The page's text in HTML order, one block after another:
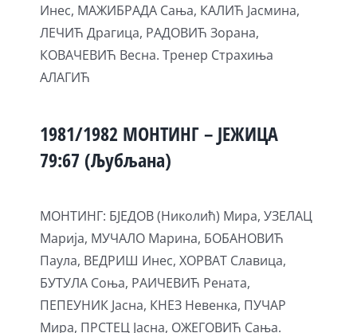
Инес, МАЖИБРАДА Сања, КАЛИЋ Јасмина,
ЛЕЧИЋ Драгица, РАДОВИЋ Зорана,
КОВАЧЕВИЋ Весна. Тренер Страхиња
АЛАГИЋ
1981/1982 МОНТИНГ – ЈЕЖИЦА
79:67 (Љубљана)
МОНТИНГ: БЈЕДОВ (Николић) Мира, УЗЕЛАЦ
Марија, МУЧАЛО Марина, БОБАНОВИЋ
Паула, ВЕДРИШ Инес, ХОРВАТ Славица,
БУТУЛА Соња, РАИЧЕВИЋ Рената,
ПЕПЕУНИК Јасна, КНЕЗ Невенка, ПУЧАР
Мира, ПРСТЕЦ Јасна, ОЖЕГОВИЋ Сања.